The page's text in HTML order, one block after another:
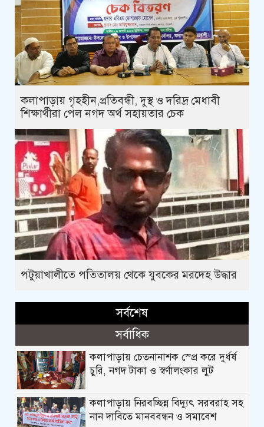
কলাপাড়ায় গৃহহীন,প্রতিবন্ধী, দুস্থ ও দরিদ্র মেধাবী
শিক্ষার্থীরা পেল নগদ অর্থ সহায়তার চেক
পটুয়াখালীতে পতিতালয় থেকে যুবকের মরদেহ উদ্ধার
সর্বশেষ
সর্বাধিক
কলাপাড়ায় চেতনানাশক স্প্রে করে দুর্ধর্ষ
চুরি, নগদ টাকা ও স্বর্ণালংকার লুট
কলাপাড়ায় নিরবচ্ছিন্ন বিদ্যুৎ সরবরাহ সহ
নান দাবিতে মানববন্ধন ও সমাবেশ